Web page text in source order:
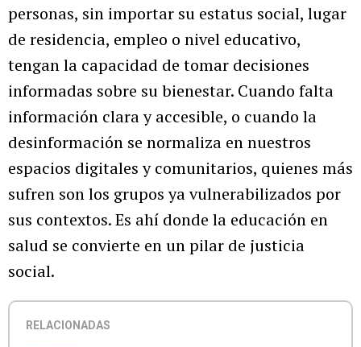
personas, sin importar su estatus social, lugar
de residencia, empleo o nivel educativo,
tengan la capacidad de tomar decisiones
informadas sobre su bienestar. Cuando falta
información clara y accesible, o cuando la
desinformación se normaliza en nuestros
espacios digitales y comunitarios, quienes más
sufren son los grupos ya vulnerabilizados por
sus contextos. Es ahí donde la educación en
salud se convierte en un pilar de justicia
social.
RELACIONADAS